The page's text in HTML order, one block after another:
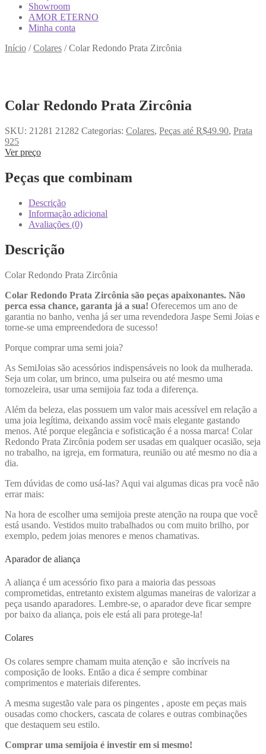
Showroom
AMOR ETERNO
Minha conta
Início /Colares /Colar Redondo Prata Zircônia
Colar Redondo Prata Zircônia
SKU: 21281 21282 Categorias: Colares, Peças até R$49.90, Prata
925
Ver preço
Peças que combinam
Descrição
Informação adicional
Avaliações (0)
Descrição
Colar Redondo Prata Zircônia
Colar Redondo Prata Zircônia são peças apaixonantes. Não
perca essa chance, garanta já a sua! Oferecemos um ano de
garantia no banho, venha já ser uma revendedora Jaspe Semi Joias e
torne-se uma empreendedora de sucesso!
Porque comprar uma semi joia?
As SemiJoias são acessórios indispensáveis no look da mulherada.
Seja um colar, um brinco, uma pulseira ou até mesmo uma
tornozeleira, usar uma semijoia faz toda a diferença.
Além da beleza, elas possuem um valor mais acessível em relação a
uma joia legítima, deixando assim você mais elegante gastando
menos. Até porque elegância e sofisticação é a nossa marca! Colar
Redondo Prata Zircônia podem ser usadas em qualquer ocasião, seja
no trabalho, na igreja, em formatura, reunião ou até mesmo no dia a
dia.
Tem dúvidas de como usá-las? Aqui vai algumas dicas pra você não
errar mais:
Na hora de escolher uma semijoia preste atenção na roupa que você
está usando. Vestidos muito trabalhados ou com muito brilho, por
exemplo, pedem joias menores e menos chamativas.
Aparador de aliança
A aliança é um acessório fixo para a maioria das pessoas
comprometidas, entretanto existem algumas maneiras de valorizar a
peça usando aparadores. Lembre-se, o aparador deve ficar sempre
por baixo da aliança, pois ele está ali para protege-la!
Colares
Os colares sempre chamam muita atenção e são incríveis na
composição de looks. Então a dica é sempre combinar
comprimentos e materiais diferentes.
A mesma sugestão vale para os pingentes , aposte em peças mais
ousadas como chockers, cascata de colares e outras combinações
que destaquem seu estilo.
Comprar uma semijoia é investir em si mesmo!